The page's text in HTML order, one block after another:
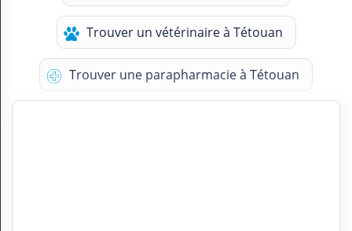
Trouver un vétérinaire à Tétouan
Trouver une parapharmacie à Tétouan